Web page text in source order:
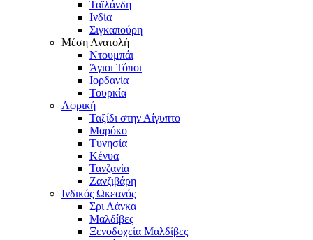
Ταϊλάνδη
Ινδία
Σιγκαπούρη
Μέση Ανατολή
Ντουμπάι
Άγιοι Τόποι
Ιορδανία
Τουρκία
Αφρική
Ταξίδι στην Αίγυπτο
Μαρόκο
Τυνησία
Κένυα
Τανζανία
Ζανζιβάρη
Ινδικός Ωκεανός
Σρι Λάνκα
Μαλδίβες
Ξενοδοχεία Μαλδίβες